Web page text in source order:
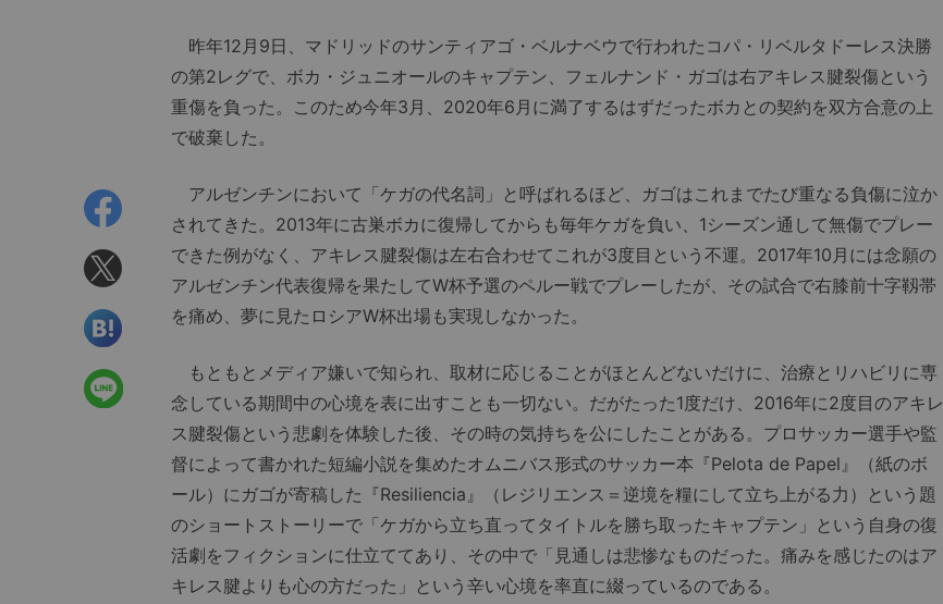
昨年12月9日、マドリッドのサンティアゴ・ベルナベウで行われたコパ・リベルタドーレス決勝
の第2レグで、ボカ・ジュニオールのキャプテン、フェルナンド・ガゴは右アキレス腱裂傷という
重傷を負った。このため今年3月、2020年6月に満了するはずだったボカとの契約を双方合意の上
で破棄した。
アルゼンチンにおいて「ケガの代名詞」と呼ばれるほど、ガゴはこれまでたび重なる負傷に泣か
されてきた。2013年に古巣ボカに復帰してからも毎年ケガを負い、1シーズン通して無傷でプレー
できた例がなく、アキレス腱裂傷は左右合わせてこれが3度目という不運。2017年10月には念願の
アルゼンチン代表復帰を果たしてW杯予選のペルー戦でプレーしたが、その試合で右膝前十字靱帯
を痛め、夢に見たロシアW杯出場も実現しなかった。
もともとメディア嫌いで知られ、取材に応じることがほとんどないだけに、治療とリハビリに専
念している期間中の心境を表に出すことも一切ない。だがたった1度だけ、2016年に2度目のアキレ
ス腱裂傷という悲劇を体験した後、その時の気持ちを公にしたことがある。プロサッカー選手や監
督によって書かれた短編小説を集めたオムニバス形式のサッカー本『Pelota de Papel』（紙のボ
ール）にガゴが寄稿した『Resiliencia』（レジリエンス＝逆境を糧にして立ち上がる力）という題
のショートストーリーで「ケガから立ち直ってタイトルを勝ち取ったキャプテン」という自身の復
活劇をフィクションに仕立ててあり、その中で「見通しは悲惨なものだった。痛みを感じたのはア
キレス腱よりも心の方だった」という辛い心境を率直に綴っているのである。